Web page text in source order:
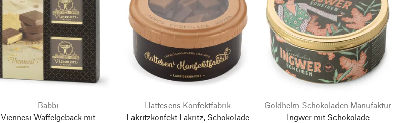
Babbi
Viennesi Waffelgebäck mit
Hattesens Konfektfabrik
Lakritzkonfekt Lakritz, Schokolade
Goldhelm Schokoladen Manufaktur
Ingwer mit Schokolade